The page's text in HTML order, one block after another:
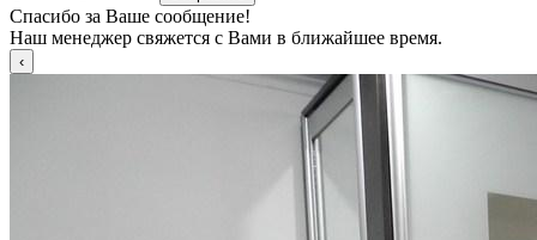
Спасибо за Ваше сообщение!
Наш менеджер свяжется с Вами в ближайшее время.